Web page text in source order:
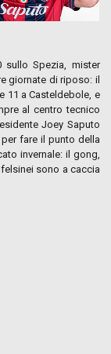
sullo Spezia, mister
giornate di riposo: il
11 a Casteldebole, e
al centro tecnico
Joey Saputo
fare il punto della
invernale: il gong,
sono a caccia